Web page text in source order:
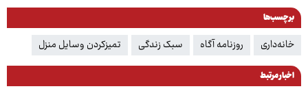
برچسب‌ها
خانه‌داری روزنامه آگاه سبک زندگی تمیزکردن وسایل منزل
اخبار مرتبط